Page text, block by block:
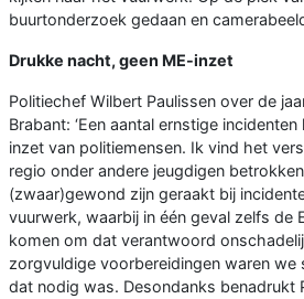
buurtonderzoek gedaan en
Drukke nacht, geen ME-inzet
Politiechef Wilbert Paulissen over de
Brabant: ‘Een aantal ernstige
inzet van politiemensen. Ik vind het
regio onder andere jeugdigen
(zwaar)gewond zijn geraakt bij
vuurwerk, waarbij in één geval zelfs de
komen om dat verantwoord
zorgvuldige voorbereidingen waren we
dat nodig was. Desondanks benadrukt